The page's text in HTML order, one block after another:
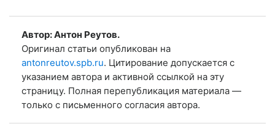
Автор: Антон Реутов.
Оригинал статьи опубликован на
antonreutov.spb.ru. Цитирование допускается с
указанием автора и активной ссылкой на эту
страницу. Полная перепубликация материала —
только с письменного согласия автора.